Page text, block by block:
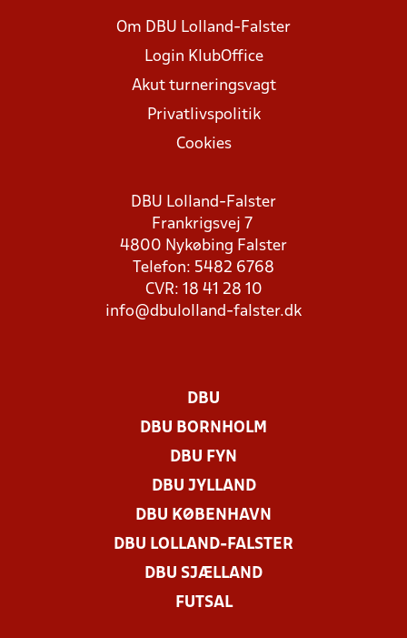
Om DBU Lolland-Falster
Login KlubOffice
Akut turneringsvagt
Privatlivspolitik
Cookies
DBU Lolland-Falster
Frankrigsvej 7
4800 Nykøbing Falster
Telefon: 5482 6768
CVR: 18 41 28 10
info@dbulolland-falster.dk
DBU
DBU BORNHOLM
DBU FYN
DBU JYLLAND
DBU KØBENHAVN
DBU LOLLAND-FALSTER
DBU SJÆLLAND
FUTSAL